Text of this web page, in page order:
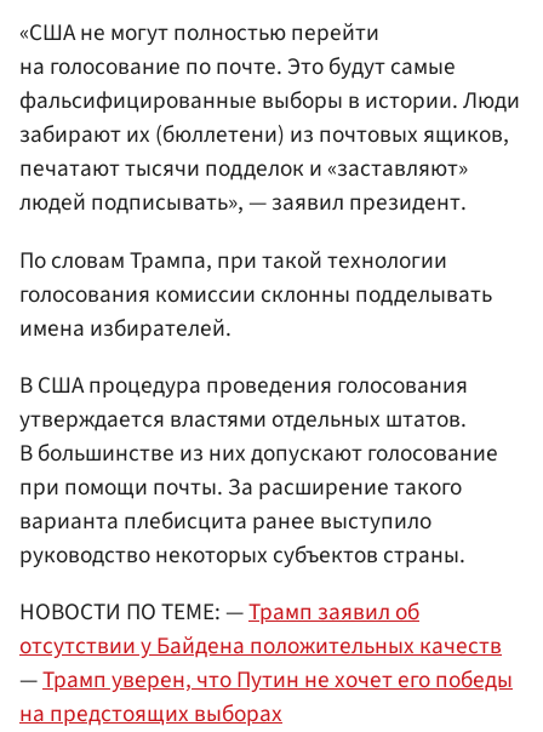
«США не могут полностью перейти
на голосование по почте. Это будут самые
фальсифицированные выборы в истории. Люди
забирают их (бюллетени) из почтовых ящиков,
печатают тысячи подделок и «заставляют»
людей подписывать», — заявил президент.
По словам Трампа, при такой технологии
голосования комиссии склонны подделывать
имена избирателей.
В США процедура проведения голосования
утверждается властями отдельных штатов.
В большинстве из них допускают голосование
при помощи почты. За расширение такого
варианта плебисцита ранее выступило
руководство некоторых субъектов страны.
НОВОСТИ ПО ТЕМЕ: —Трамп заявил об
отсутствии у Байдена положительных качеств
—Трамп уверен, что Путин не хочет его победы
на предстоящих выборах